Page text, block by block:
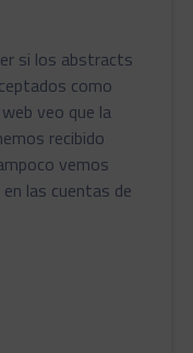
si los abstracts
como
veo que la
recibido
vemos
las cuentas de